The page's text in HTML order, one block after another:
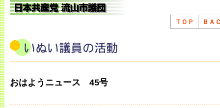
ＴＯＰ ＢＡ
おはようニュース 45号